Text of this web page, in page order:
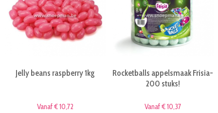
Jelly beans raspberry 1kg
Vanaf € 10,72
Rocketballs appelsmaak Frisia-
200 stuks!
Vanaf € 10,37